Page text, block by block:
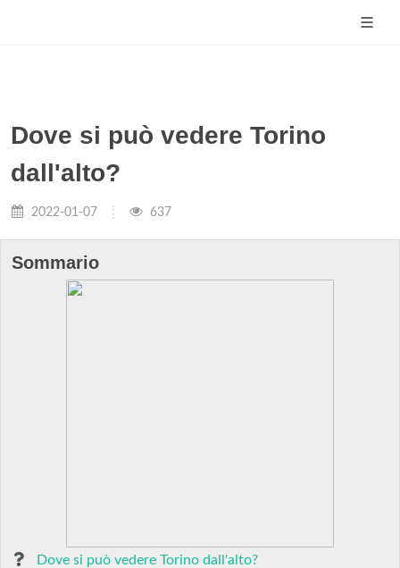
Dove si può vedere Torino
dall'alto?
2022-01-07 637
Sommario
Dove si può vedere Torino dall'alto?